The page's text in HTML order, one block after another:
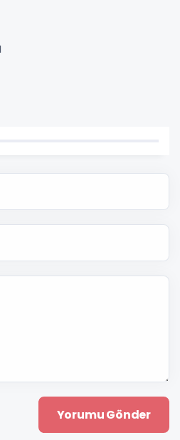
Trafik Haftası
Durgun İlkokulu
yaya geçidinde